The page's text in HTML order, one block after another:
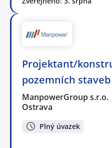
Projektant/
pozemních staveb
ManpowerGroup s.r.o.
Ostrava
Plný úvazek